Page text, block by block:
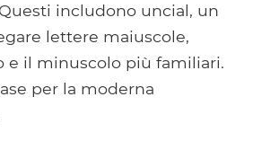
includono uncial, un
lettere maiuscole,
e il minuscolo più familiari.
per la moderna